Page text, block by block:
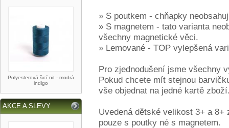
Polyesterová šicí nit - modrá
indigo
AKCE A SLEVY
» S poutkem - chňapky
» S magnetem - tato varianta
všechny magnetické věci.
» Lemované - TOP vylepšená
Pro zjednodušení jsme všechny
Pokud chcete mít stejnou
vše objednat na jedné kartě
Uvedená dětské velikost 3+ a
pouze s poutky né s magnetem.